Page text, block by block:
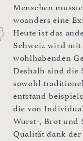
Menschen
woanders eine
Heute ist das
Schweiz wird
wohlhabenden
Deshalb sind die
sowohl
entstand
die von
Wurst-, Brot und
Qualität dank